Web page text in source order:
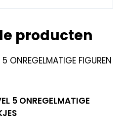
producten
5 ONREGELMATIGE